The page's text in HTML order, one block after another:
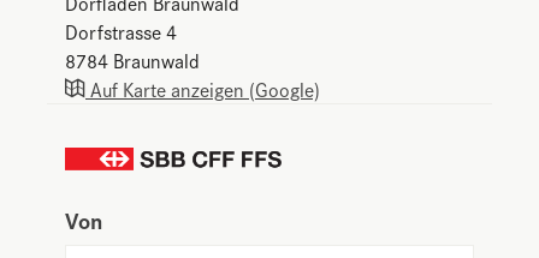
Dorfstrasse 4
8784 Braunwald
Auf Karte anzeigen (Google)
Von